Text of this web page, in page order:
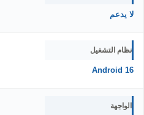
لا يدعم
نظام التشغيل
Android 16
الواجهة